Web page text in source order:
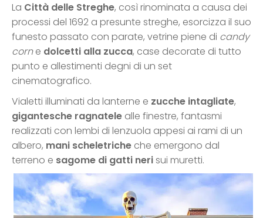
La Città delle Streghe, così rinominata a causa dei
processi del 1692 a presunte streghe, esorcizza il suo
funesto passato con parate, vetrine piene di candy
corne dolcetti alla zucca, case decorate di tutto
punto e allestimenti degni di un set
cinematografico.
Vialetti illuminati da lanterne e zucche intagliate,
gigantesche ragnatele alle finestre, fantasmi
realizzati con lembi di lenzuola appesi ai rami di un
albero, mani scheletriche che emergono dal
terreno e sagome di gatti nerisui muretti.